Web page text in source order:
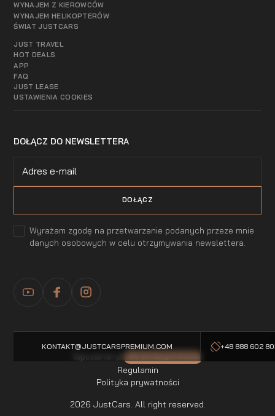
WYNAJEM Z KIEROWCÓW
WYNAJEM HELIKOPTERÓW
ŚWIAT JUSTCARS
JUST TRAVEL
HOT DEALS
APP
FAQ
JUST LEASE
USTAWIENIA COOKIES
DOŁĄCZ DO NEWSLETTERA
Wyrażam zgodę na przetwarzanie podanych przeze mnie
danych osobowych w celu otrzymywania newslettera.
KONTAKT@JUSTCARSPREMIUM.COM +48 888 602
Polityka prywatności
Regulamin
Topczarter.pl
2026 JustCars. All right reserved.